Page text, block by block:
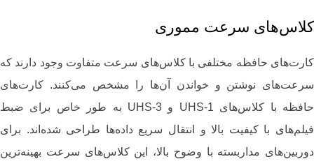
کلاس‌های سرعت مموری
کارت‌های حافظه مختلفی با کلاس‌های سرعت متفاوت وجود دارند که
سرعت‌های نوشتن و خواندن آن‌ها را مشخص می‌کنند. کارت‌های
حافظه با کلاس‌های UHS-1 و UHS-3 به طور خاص برای ضبط
فیلم‌های با کیفیت بالا و انتقال سریع داده‌ها طراحی شده‌اند. برای
دوربین‌های مداربسته با وضوح بالا، این کلاس‌های سرعت بهینه‌ترین